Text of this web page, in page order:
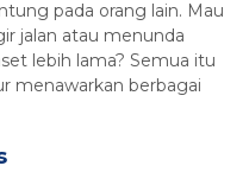
pada orang lain. Mau
jalan atau menunda
lebih lama? Semua itu
menawarkan berbagai